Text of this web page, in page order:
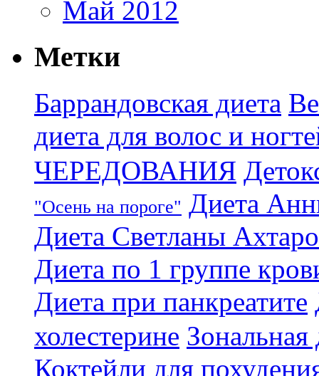
Май 2012
Метки
Баррандовская диета
диета для волос и
ЧЕРЕДОВАНИЯ
"Осень на пороге" Диета
Диета Светланы
Диета по 1 группе
Диета при панкреатите
холестерине Зональная
Коктейли для